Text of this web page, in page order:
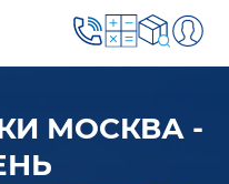
МОСКВА -